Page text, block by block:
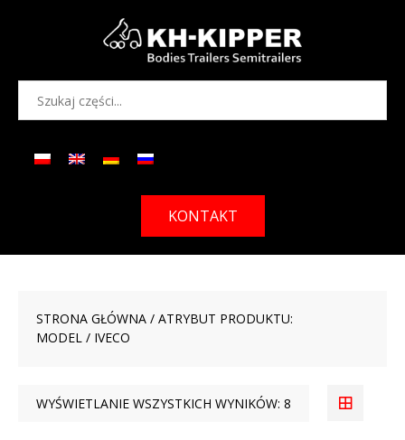
KONTAKT
STRONA GŁÓWNA / ATRYBUT PRODUKTU:
MODEL / IVECO
WYŚWIETLANIE WSZYSTKICH WYNIKÓW: 8